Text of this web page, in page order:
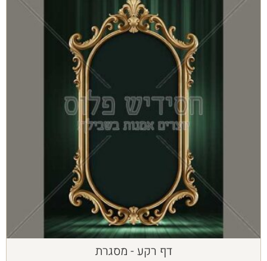
דף רקע - מסגרת